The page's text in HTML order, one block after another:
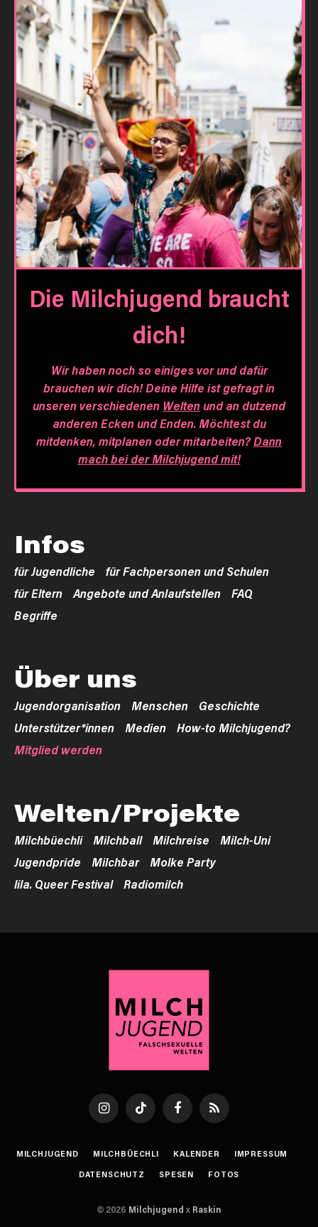
Die Milchjugend braucht
dich!
Wir haben noch so einiges vor und dafür
brauchen wir dich! Deine Hilfe ist gefragt in
unseren verschiedenen Weltenund an dutzend
anderen Ecken und Enden. Möchtest du
mitdenken, mitplanen oder mitarbeiten?Dann
mach bei der Milchjugend mit!
Infos
für Jugendliche
für Fachpersonen und Schulen
für Eltern
Angebote und Anlaufstellen
FAQ
Begriffe
Über uns
Jugendorganisation Menschen
Geschichte
Unterstützer*innen
Medien
How-to Milchjugend?
Mitglied werden
Welten/Projekte
Milchbüechli Milchball Milchreise
Milch-Uni
Jugendpride
Milchbar
Molke Party
lila. Queer Festival
Radiomilch
InstagramTikTok FacebookRSS
MILCHJUGEND MILCHBÜECHLI KALENDER
IMPRESSUM
DATENSCHUTZ
SPESEN FOTOS
© 2026 Milchjugend x Raskin